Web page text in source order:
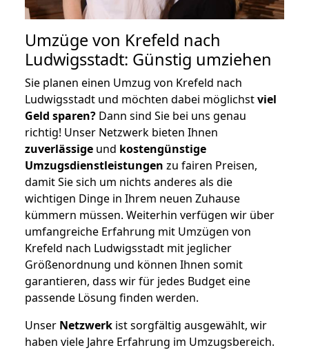
Umzüge von Krefeld nach
Ludwigsstadt: Günstig umziehen
Sie planen einen Umzug von Krefeld nach
Ludwigsstadt und möchten dabei möglichstviel
Geld sparen? Dann sind Sie bei uns genau
richtig! Unser Netzwerk bieten Ihnen
zuverlässige und kostengünstige
Umzugsdienstleistungen zu fairen Preisen,
damit Sie sich um nichts anderes als die
wichtigen Dinge in Ihrem neuen Zuhause
kümmern müssen. Weiterhin verfügen wir über
umfangreiche Erfahrung mit Umzügen von
Krefeld nach Ludwigsstadt mit jeglicher
Größenordnung und können Ihnen somit
garantieren, dass wir für jedes Budget eine
passende Lösung finden werden.
Unser Netzwerk ist sorgfältig ausgewählt, wir
haben viele Jahre Erfahrung im Umzugsbereich.